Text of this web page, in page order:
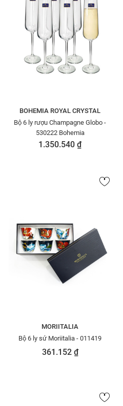
BOHEMIA ROYAL CRYSTAL
Bộ 6 ly rượu Champagne Globo -
530222 Bohemia
1.350.540 ₫
MORIITALIA
Bộ 6 ly sứ Moriitalia - 011419
361.152 ₫